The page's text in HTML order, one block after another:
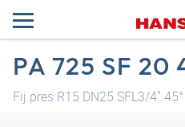
PA 725 SF 20
Fij.pres R15 DN25 SFL3/4" 45°